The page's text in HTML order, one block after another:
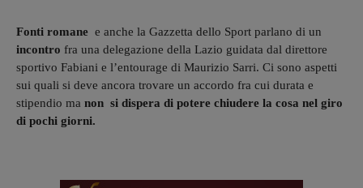
Fonti romane e anche la Gazzetta dello Sport parlano di un
incontro fra una delegazione della Lazio guidata dal direttore
sportivo Fabiani e l’entourage di Maurizio Sarri. Ci sono aspetti
sui quali si deve ancora trovare un accordo fra cui durata e
stipendio ma non si dispera di potere chiudere la cosa nel giro
di pochi giorni.